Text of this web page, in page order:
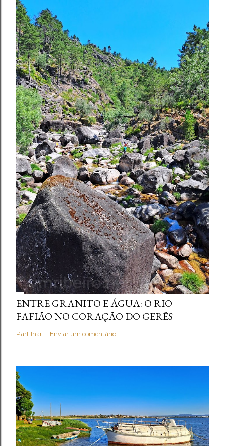
ENTRE GRANITO E ÁGUA: O RIO
FAFIÃO NO CORAÇÃO DO GERÊS
Partilhar Enviar um comentário